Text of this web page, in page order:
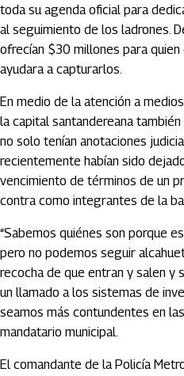
toda su agenda oficial para
al seguimiento de los ladrones.
ofrecían $30 millones para
ayudara a capturarlos.
En medio de la atención a
la capital santandereana
no solo tenían anotaciones
recientemente habían sido
vencimiento de términos de un
contra como integrantes de la
“Sabemos quiénes son porque
pero no podemos seguir
recocha de que entran y salen y
un llamado a los sistemas de
seamos más contundentes en
mandatario municipal.
El comandante de la Policía